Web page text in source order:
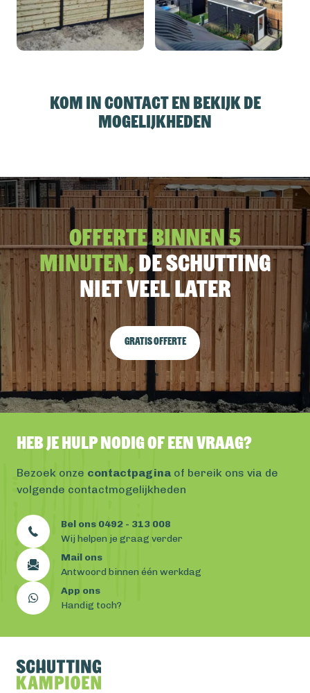
Kom in contact en bekijk de
mogelijkheden
Offerte binnen 5
minuten,De schutting
niet veel later
Gratis offerte
Heb je hulp nodig of een vraag?
Bezoek onze contactpagina of bereik ons via de
volgende contactmogelijkheden
Bel ons 0492 - 313 008
Wij helpen je graag verder
Mail ons
Antwoord binnen één werkdag
App ons
Handig toch?